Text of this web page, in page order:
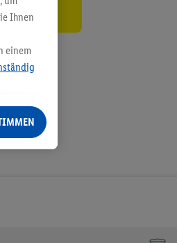
Ihnen
einem
Ihr
von